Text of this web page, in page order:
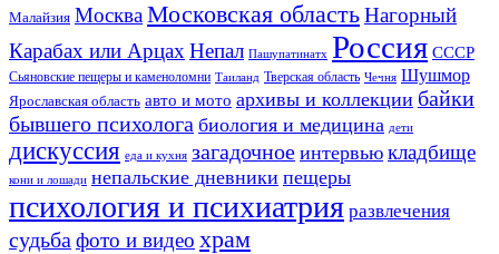
Малайзия МоскваМосковская областьНагорный
Карабах или Арцах Непал Пашупатинатх Россия СССР
Сьяновские пещеры и каменоломни Таиланд Тверская область Чечня Шушмор
Ярославская область авто и мото архивы и коллекции байки
бывшего психолога биология и медицина дети
дискуссия еда и кухня загадочное интервью кладбище
кони и лошади непальские дневники пещеры
психология и психиатрия развлечения
судьба фото и видео храм